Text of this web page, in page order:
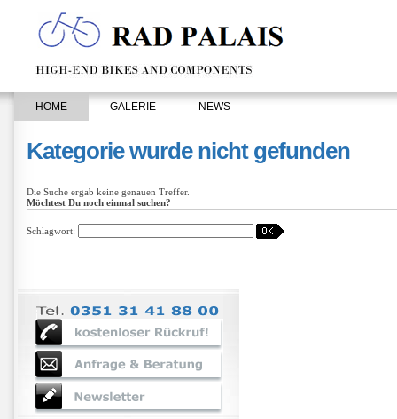
HOME GALERIE NEWS
Kategorie wurde nicht gefunden
Die Suche ergab keine genauen Treffer.
Möchtest Du noch einmal suchen?
Schlagwort: